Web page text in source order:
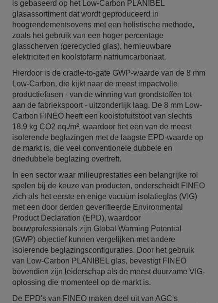
is gebaseerd op het Low-Carbon PLANIBEL
glasassortiment dat wordt geproduceerd in
hoogrendementsovens met een holistische methode,
zoals het gebruik van een hoger percentage
glasscherven (gerecycled glas), hernieuwbare
elektriciteit en koolstofarm natriumcarbonaat.
Hierdoor is de cradle-to-gate GWP-waarde van de 8 mm
Low-Carbon, die kijkt naar de meest impactvolle
productiefasen - van de winning van grondstoffen tot
aan de fabriekspoort - uitzonderlijk laag. De 8 mm Low-
Carbon FINEO heeft een koolstofuitstoot van slechts
18,9 kg CO2 eq./m², waardoor het een van de meest
isolerende beglazingen met de laagste EPD-waarde op
de markt is, die veel conventionele dubbele en
driedubbele beglazing overtreft.
In een sector waar milieuprestaties een belangrijke rol
spelen bij de keuze van producten, onderscheidt FINEO
zich als het eerste en enige vacuüm isolatieglas (VIG)
met een door derden geverifieerde Environmental
Product Declaration (EPD), waardoor
bouwprofessionals zijn Global Warming Potential
(GWP) objectief kunnen vergelijken met andere
isolerende beglazingsconfiguraties. Door het gebruik
van Low-Carbon PLANIBEL glas, bevestigt FINEO
bovendien zijn leiderschap als de meest duurzame VIG-
oplossing die momenteel op de markt is.
De EPD's van FINEO maken deel uit van AGC's